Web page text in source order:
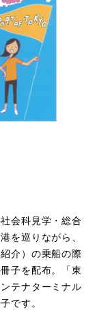
会科見学・総合
を巡りながら、
介）の乗船の際
子を配布。「東
テナターミナル
です。